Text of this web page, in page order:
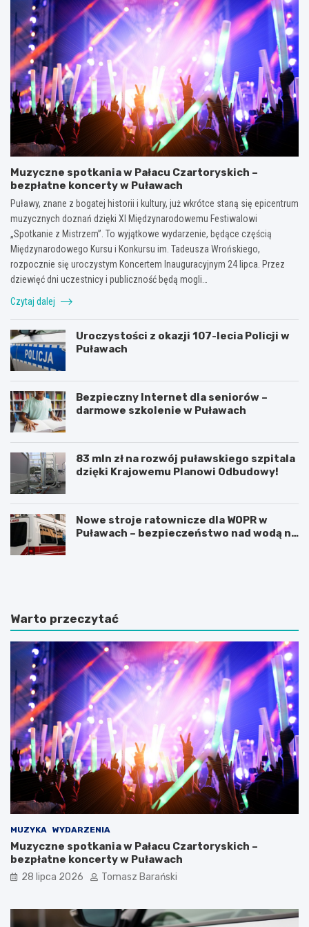
Muzyczne spotkania w Pałacu Czartoryskich –
bezpłatne koncerty w Puławach
Puławy, znane z bogatej historii i kultury, już wkrótce staną się epicentrum
muzycznych doznań dzięki XI Międzynarodowemu Festiwalowi
„Spotkanie z Mistrzem”. To wyjątkowe wydarzenie, będące częścią
Międzynarodowego Kursu i Konkursu im. Tadeusza Wrońskiego,
rozpocznie się uroczystym Koncertem Inauguracyjnym 24 lipca. Przez
dziewięć dni uczestnicy i publiczność będą mogli…
Czytaj dalej
Uroczystości z okazji 107-lecia Policji w
Puławach
Bezpieczny Internet dla seniorów –
darmowe szkolenie w Puławach
83 mln zł na rozwój puławskiego szpitala
dzięki Krajowemu Planowi Odbudowy!
Nowe stroje ratownicze dla WOPR w
Puławach – bezpieczeństwo nad wodą na
O
j
n
i
z
n
a
e
t
a
j
e
n
i
c
e
K
z
m
J
e
u
s
1
0
0
l
e
c
i
a
S
P
B
o
c
o
n
Warto przeczytać
MUZYKA WYDARZENIA
Muzyczne spotkania w Pałacu Czartoryskich –
bezpłatne koncerty w Puławach
28 lipca 2026 Tomasz Barański